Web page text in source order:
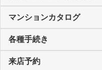
マンションカタログ
各種手続き
来店予約